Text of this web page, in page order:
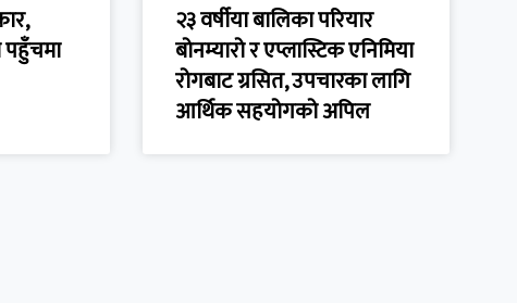
पहुँचमा
२३ वर्षीया बालिका परियार
बोनम्यारो र एप्लास्टिक एनिमिया
रोगबाट ग्रसित, उपचारका लागि
आर्थिक सहयोगको अपिल